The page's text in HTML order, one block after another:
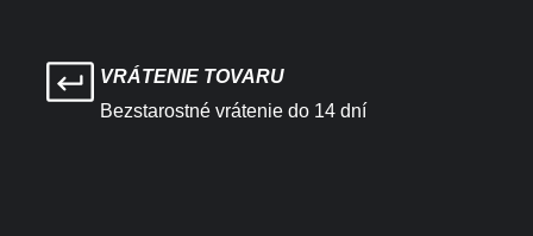
VRÁTENIE TOVARU
Bezstarostné vrátenie do 14 dní